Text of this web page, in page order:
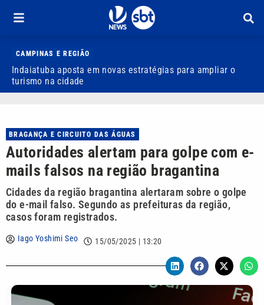
CAMPINAS E REGIÃO
Indaiatuba aposta em novas estratégias para ampliar o
turismo na cidade
BRAGANÇA E CIRCUITO DAS ÁGUAS
Autoridades alertam para golpe com e-
mails falsos na região bragantina
Cidades da região bragantina alertaram sobre o golpe
do e-mail falso. Segundo as prefeituras da região,
casos foram registrados.
Iago Yoshimi Seo 15/05/2025 | 13:20